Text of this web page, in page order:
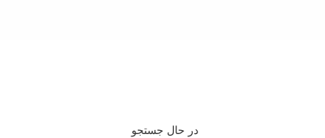
در حال جستجو